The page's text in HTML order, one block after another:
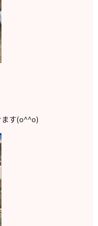
ます(o^^o)